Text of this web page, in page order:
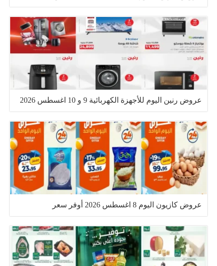
عروض رنين اليوم للأجهزة الكهربائية 9 و 10 اغسطس 2026
عروض كازيون اليوم 8 اغسطس 2026 أوفر سعر